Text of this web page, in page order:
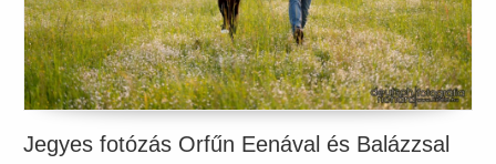
Jegyes fotózás Orfűn Eenával és Balázzsal